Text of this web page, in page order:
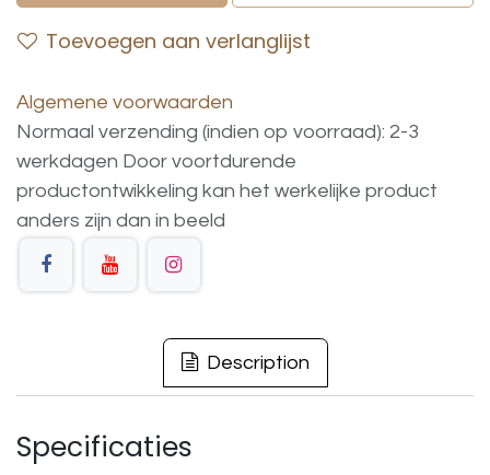
Toevoegen aan verlanglijst
Algemene voorwaarden
Normaal verzending (indien op voorraad): 2-3
werkdagen Door voortdurende
productontwikkeling kan het werkelijke product
anders zijn dan in beeld
Description
Specificaties